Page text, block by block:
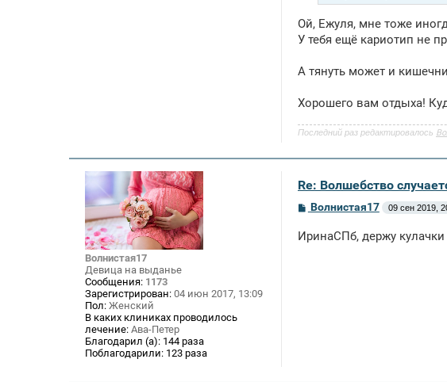
Ой, Ежуля, мне тоже
У тебя ещё кариотип не
А тянуть может и
Хорошего вам отдыха!
Последний раз редактировалось
Волнистая17
Девица на выданье
Сообщения: 1173
Зарегистрирован: 04 июн 2017, 13:09
Пол: Женский
В каких клиниках проводилось
лечение: Ава-Петер
Благодарил (а): 144 раза
Поблагодарили: 123 раза
Re: Волшебство
С
б
Волнистая17 09 сен 2019,
ИринаСПб, держу